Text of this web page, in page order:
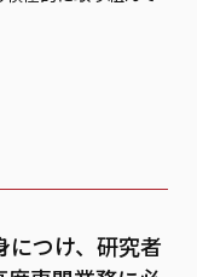
につけ、研究者